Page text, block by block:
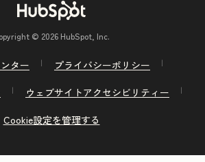
© 2026 HubSpot, Inc.
ター
プライバシーポリシー
ウェブサイトアクセシビリティー
Cookie設定を管理する